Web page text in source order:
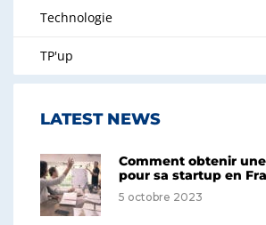
Technologie
TP'up
LATEST NEWS
Comment obtenir
pour sa startup en
5 octobre 2023